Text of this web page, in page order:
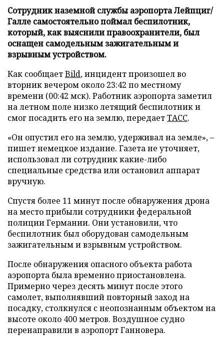
Сотрудник наземной службы аэропорта Лейпциг/
Галле самостоятельно поймал беспилотник,
который, как выяснили правоохранители, был
оснащен самодельным зажигательным и
взрывным устройством.
Как сообщаетBild, инцидент произошел во
вторник вечером около 23:42 по местному
времени (00:42 мск). Работник аэропорта заметил
на летном поле низко летящий беспилотник и
смог посадить его на землю, передаетТАСС.
«Он опустил его на землю, удерживал на земле», –
пишет немецкое издание. Газета не уточняет,
использовал ли сотрудник какие-либо
специальные средства или остановил аппарат
вручную.
Спустя более 11 минут после обнаружения дрона
на место прибыли сотрудники федеральной
полиции Германии. Они установили, что
беспилотник был оборудован самодельным
зажигательным и взрывным устройством.
После обнаружения опасного объекта работа
аэропорта была временно приостановлена.
Примерно через десять минут после этого
самолет, выполнявший повторный заход на
посадку, столкнулся с неопознанным объектом на
высоте около 400 метров. Воздушное судно
перенаправили в аэропорт Ганновера.